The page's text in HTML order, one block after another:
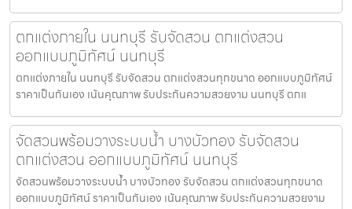
ตกแต่งภายใน นนทบุรี รับจัดสวน ตกแต่งสวน
ออกแบบภูมิทัศน์ นนทบุรี
ตกแต่งภายใน นนทบุรี รับจัดสวน ตกแต่งสวนทุกขนาด ออกแบบภูมิทัศน์
ราคาเป็นกันเอง เน้นคุณภาพ รับประกันความสวยงาม นนทบุรี ตกแ
จัดสวนพร้อมวางระบบน้ำ บางบัวทอง รับจัดสวน
ตกแต่งสวน ออกแบบภูมิทัศน์ นนทบุรี
จัดสวนพร้อมวางระบบน้ำ บางบัวทอง รับจัดสวน ตกแต่งสวนทุกขนาด
ออกแบบภูมิทัศน์ ราคาเป็นกันเอง เน้นคุณภาพ รับประกันความสวยงาม